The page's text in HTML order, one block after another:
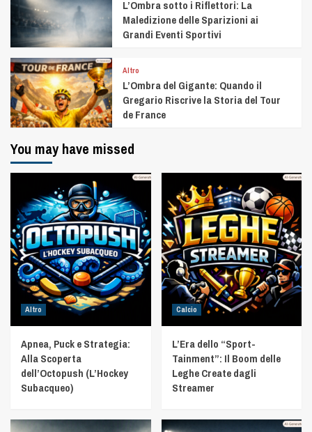
L’Ombra sotto i Riflettori: La
Maledizione delle Sparizioni ai
Grandi Eventi Sportivi
Altro
L’Ombra del Gigante: Quando il
Gregario Riscrive la Storia del Tour
de France
You may have missed
Altro
Apnea, Puck e Strategia:
Alla Scoperta
dell’Octopush (L’Hockey
Subacqueo)
Calcio
L’Era dello “Sport-
Tainment”: Il Boom delle
Leghe Create dagli
Streamer